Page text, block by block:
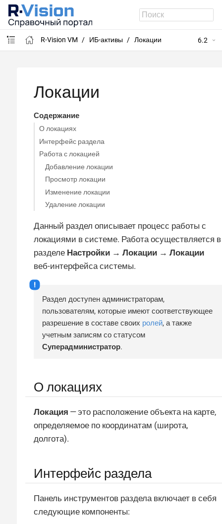
R-Vision VM ИБ-активы Локации 6.2
Локации
Содержание
О локациях
Интерфейс раздела
Работа с локацией
Добавление локации
Просмотр локации
Изменение локации
Удаление локации
Данный раздел описывает процесс работы с
локациями в системе. Работа осуществляется в
разделе Настройки → Локации → Локации
веб-интерфейса системы.
Раздел доступен администраторам,
пользователям, которые имеют соответствующее
разрешение в составе своих ролей, а также
учетным записям со статусом
Суперадминистратор.
О локациях
Локация — это расположение объекта на карте,
определяемое по координатам (широта,
долгота).
Интерфейс раздела
Панель инструментов раздела включает в себя
следующие компоненты: